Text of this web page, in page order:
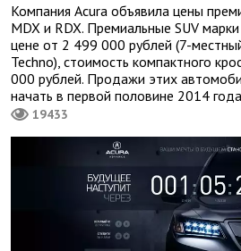
Компания Acura объявила цены
MDX и RDX. Премиальные SUV
цене от 2 499 000 рублей (7-
Techno), стоимость компактного
000 рублей. Продажи этих
начать в первой половине 2014
19433